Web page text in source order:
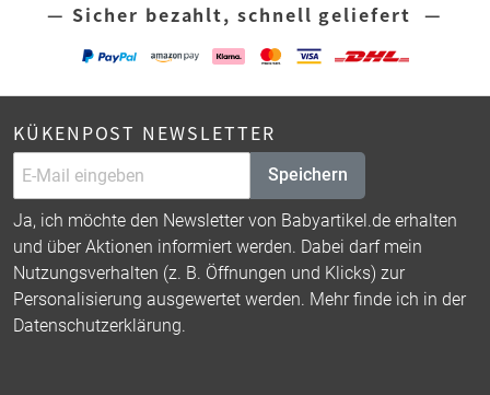
— Sicher bezahlt, schnell geliefert —
KÜKENPOST NEWSLETTER
Speichern
Ja, ich möchte den Newsletter von Babyartikel.de erhalten
und über Aktionen informiert werden. Dabei darf mein
Nutzungsverhalten (z. B. Öffnungen und Klicks) zur
Personalisierung ausgewertet werden. Mehr finde ich in der
Datenschutzerklärung.